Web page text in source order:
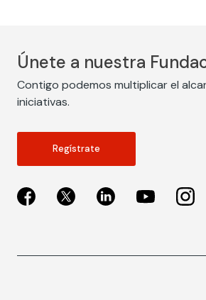
Únete a nuestra
Contigo podemos multiplicar el
iniciativas.
Regístrate